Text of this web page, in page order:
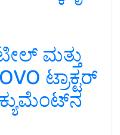
ಮತ್ತು
ಟ್ರಾಕ್ಟರ್